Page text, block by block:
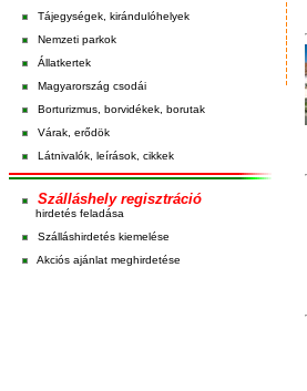
Tájegységek, kirándulóhelyek
Nemzeti parkok
Állatkertek
Magyarország csodái
Borturizmus, borvidékek, borutak
Várak, erődök
Látnivalók, leírások, cikkek
Szálláshely regisztráció
hirdetés feladása
Szálláshirdetés kiemelése
Akciós ajánlat meghirdetése